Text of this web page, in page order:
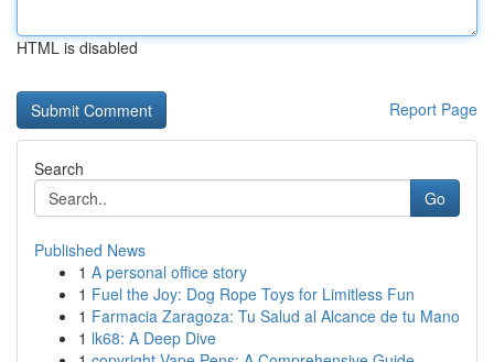
HTML is disabled
Report Page
Search
Go
Published News
1 A personal office story
1 Fuel the Joy: Dog Rope Toys for Limitless Fun
1 Farmacia Zaragoza: Tu Salud al Alcance de tu Mano
1 lk68: A Deep Dive